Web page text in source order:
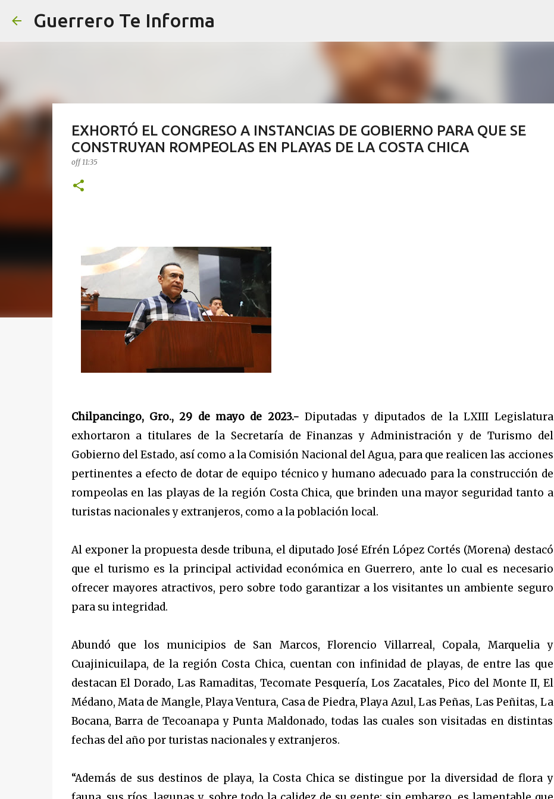
Guerrero Te Informa
EXHORTÓ EL CONGRESO A INSTANCIAS DE GOBIERNO PARA QUE SE
CONSTRUYAN ROMPEOLAS EN PLAYAS DE LA COSTA CHICA
off11:35
Chilpancingo, Gro., 29 de mayo de 2023.-Diputadas y diputados de la LXIII Legislatura
exhortaron a titulares de la Secretaría de Finanzas y Administración y de Turismo del
Gobierno del Estado, así como a la Comisión Nacional del Agua, para que realicen las acciones
pertinentes a efecto de dotar de equipo técnico y humano adecuado para la construcción de
rompeolas en las playas de la región Costa Chica, que brinden una mayor seguridad tanto a
turistas nacionales y extranjeros, como a la población local.
Al exponer la propuesta desde tribuna, el diputado José Efrén López Cortés (Morena) destacó
que el turismo es la principal actividad económica en Guerrero, ante lo cual es necesario
ofrecer mayores atractivos, pero sobre todo garantizar a los visitantes un ambiente seguro
para su integridad.
Abundó que los municipios de San Marcos, Florencio Villarreal, Copala, Marquelia y
Cuajinicuilapa, de la región Costa Chica, cuentan con infinidad de playas, de entre las que
destacan El Dorado, Las Ramaditas, Tecomate Pesquería, Los Zacatales, Pico del Monte II, El
Médano, Mata de Mangle, Playa Ventura, Casa de Piedra, Playa Azul, Las Peñas, Las Peñitas, La
Bocana, Barra de Tecoanapa y Punta Maldonado, todas las cuales son visitadas en distintas
fechas del año por turistas nacionales y extranjeros.
“Además de sus destinos de playa, la Costa Chica se distingue por la diversidad de flora y